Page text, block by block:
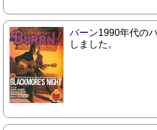
バーン1990年代の
しました。